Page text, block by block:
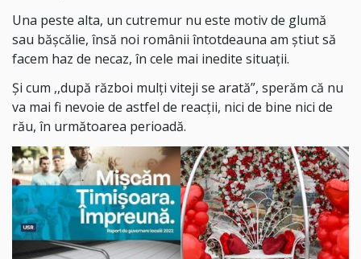
Una peste alta, un cutremur nu este motiv de glumă
sau bășcălie, însă noi românii întotdeauna am știut să
facem haz de necaz, în cele mai inedite situații.
Și cum ,,după război mulți viteji se arată”, sperăm că nu
va mai fi nevoie de astfel de reacții, nici de bine nici de
rău, în următoarea perioadă.